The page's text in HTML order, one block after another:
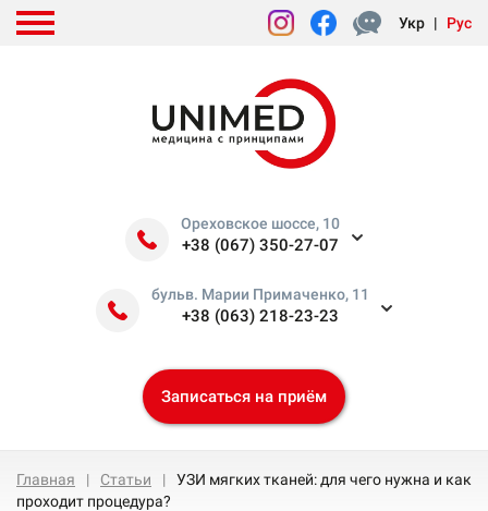
Укр | Рус
Ореховское шоссе, 10
+38 (067) 350-27-07
бульв. Марии Примаченко, 11
+38 (063) 218-23-23
Записаться на приём
Главная Статьи
УЗИ мягких тканей: для чего нужна и как
проходит процедура?